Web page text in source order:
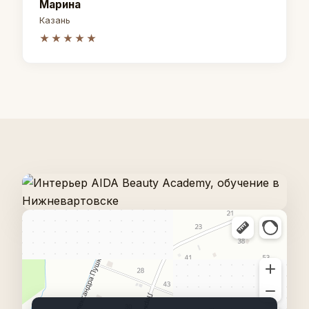
Марина
Казань
★★★★★